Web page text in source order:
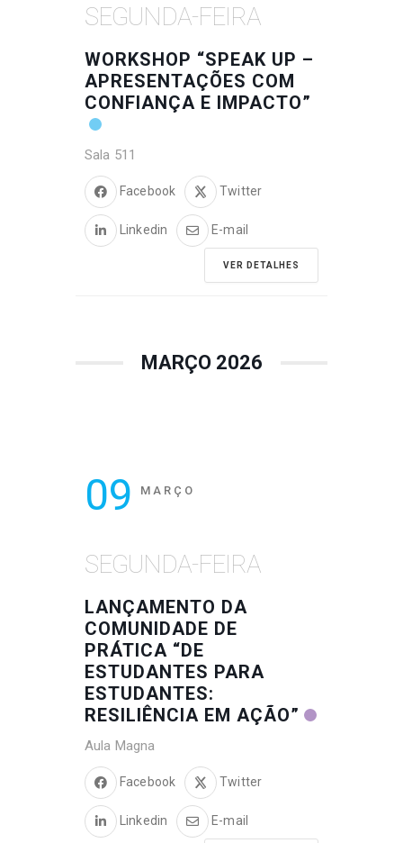
SEGUNDA-FEIRA
WORKSHOP “SPEAK UP –
APRESENTAÇÕES COM
CONFIANÇA E IMPACTO”
Sala 511
Facebook Twitter
Linkedin E-mail
VER DETALHES
MARÇO 2026
09 MARÇO
SEGUNDA-FEIRA
LANÇAMENTO DA
COMUNIDADE DE
PRÁTICA “DE
ESTUDANTES PARA
ESTUDANTES:
RESILIÊNCIA EM AÇÃO”
Aula Magna
Facebook Twitter
Linkedin E-mail